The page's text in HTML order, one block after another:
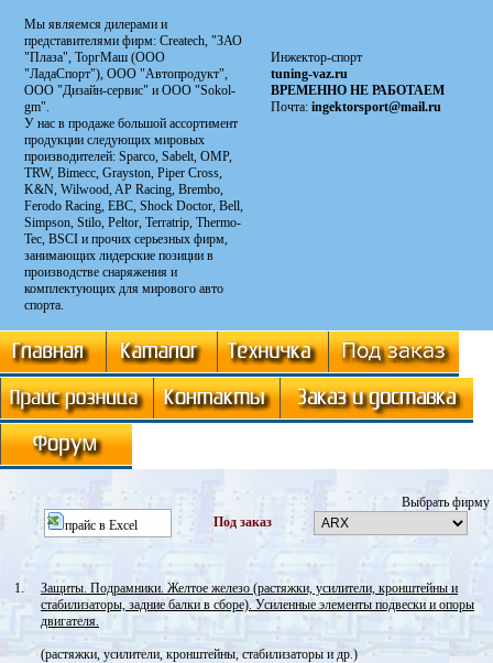
Мы являемся дилерами и
представителями фирм: Сreatech, "ЗАО
"Плаза", ТоргМаш (ООО
"ЛадаСпорт"), ООО "Автопродукт",
ООО "Дизайн-сервис" и ООО "Sokol-
gm".
У нас в продаже большой ассортимент
продукции следующих мировых
производителей: Sparco, Sabelt, OMP,
TRW, Bimecc, Grayston, Piper Cross,
K&N, Wilwood, AP Racing, Brembo,
Ferodo Racing, EBC, Shock Doctor, Bell,
Simpson, Stilo, Peltor, Terratrip, Thermo-
Tec, BSCI и прочих серьезных фирм,
занимающих лидерские позиции в
производстве снаряжения и
комплектующих для мирового авто
спорта.
Инжектор-спорт
tuning-vaz.ru
ВРЕМЕННО НЕ РАБОТАЕМ
Почта:ingektorsport@mail.ru
прайс в Excel Под заказ
Выбрать фирму
1.
Защиты. Подрамники. Желтое железо (растяжки, усилители, кронштейны и
стабилизаторы, задние балки в сборе). Усиленные элементы подвески и опоры
двигателя.
(растяжки, усилители, кронштейны, стабилизаторы и др.)